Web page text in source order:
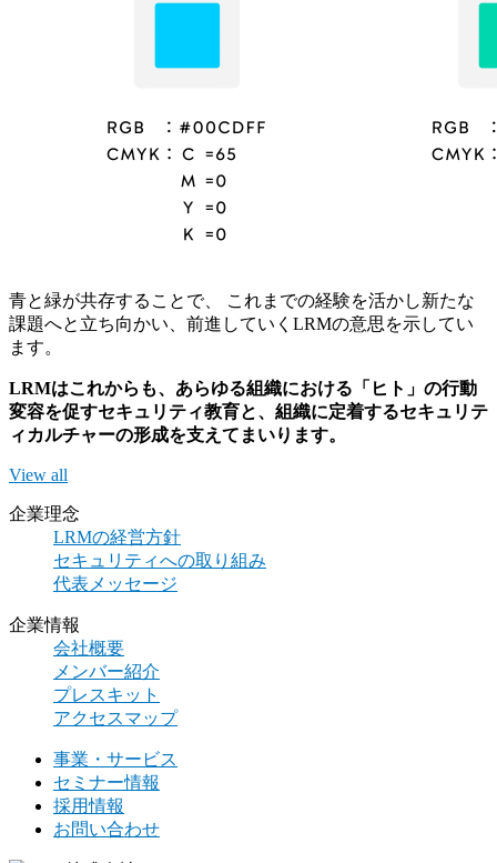
青と緑が共存することで、 これまでの経験を活かし新たな
課題へと立ち向かい、前進していくLRMの意思を示してい
ます。
LRMはこれからも、あらゆる組織における「ヒト」の行動
変容を促すセキュリティ教育と、組織に定着するセキュリテ
ィカルチャーの形成を支えてまいります。
View all
企業理念
LRMの経営方針
セキュリティへの取り組み
代表メッセージ
企業情報
会社概要
メンバー紹介
プレスキット
アクセスマップ
事業・サービス
セミナー情報
採用情報
お問い合わせ